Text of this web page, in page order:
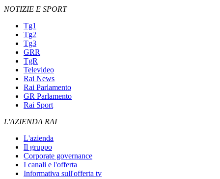
NOTIZIE E SPORT
Tg1
Tg2
Tg3
GRR
TgR
Televideo
Rai News
Rai Parlamento
GR Parlamento
Rai Sport
L'AZIENDA RAI
L'azienda
Il gruppo
Corporate governance
I canali e l'offerta
Informativa sull'offerta tv